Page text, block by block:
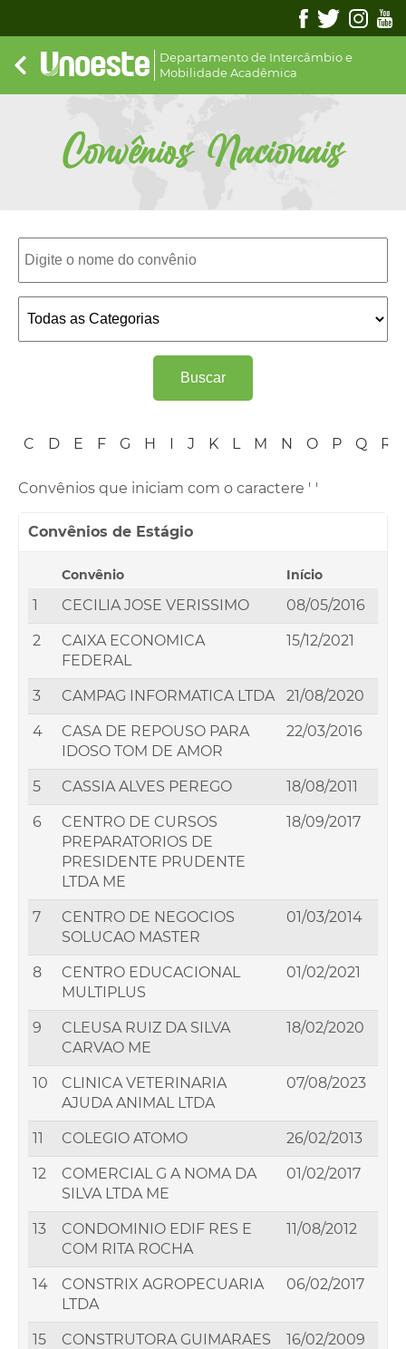
Departamento de Intercâmbio e
Mobilidade Acadêmica
Convênios Nacionais
Buscar
C D E F G H I J K L M N O P Q R
Convênios que iniciam com o caractere ' '
Convênios de Estágio
Convênio Início
1 CECILIA JOSE VERISSIMO 08/05/2016
2
CAIXA ECONOMICA
FEDERAL
15/12/2021
3 CAMPAG INFORMATICA LTDA 21/08/2020
4
CASA DE REPOUSO PARA
IDOSO TOM DE AMOR
22/03/2016
5 CASSIA ALVES PEREGO 18/08/2011
6
CENTRO DE CURSOS
PREPARATORIOS DE
PRESIDENTE PRUDENTE
LTDA ME
18/09/2017
7
CENTRO DE NEGOCIOS
SOLUCAO MASTER
01/03/2014
8
CENTRO EDUCACIONAL
MULTIPLUS
01/02/2021
9
CLEUSA RUIZ DA SILVA
CARVAO ME
18/02/2020
10
CLINICA VETERINARIA
AJUDA ANIMAL LTDA
07/08/2023
11 COLEGIO ATOMO 26/02/2013
12
COMERCIAL G A NOMA DA
SILVA LTDA ME
01/02/2017
13
CONDOMINIO EDIF RES E
COM RITA ROCHA
11/08/2012
14
CONSTRIX AGROPECUARIA
LTDA
06/02/2017
15
CONSTRUTORA GUIMARAES
16/02/2009